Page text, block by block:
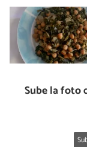
Sube la foto